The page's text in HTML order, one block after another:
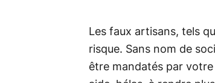
Les faux artisans, tels
risque. Sans nom de
être mandatés par